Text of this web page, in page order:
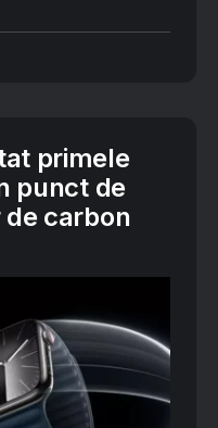
primele
punct de
carbon